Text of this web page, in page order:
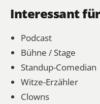
Interessant für
Podcast
Bühne / Stage
Standup-Comedian
Witze-Erzähler
Clowns